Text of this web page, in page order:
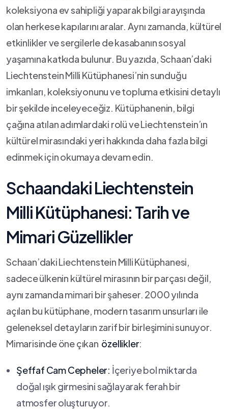
koleksiyona ev sahipliği yaparak bilgi‍ arayışında
olan‌ herkese kapılarını aralar. Aynı zamanda, kültürel
etkinlikler ve sergilerle ‍de kasabanın sosyal
yaşamına katkıda‍ bulunur. Bu yazıda, Schaan’daki
Liechtenstein Milli Kütüphanesi’nin sunduğu
imkanları, koleksiyonunu ve topluma‍ etkisini detaylı
bir şekilde inceleyeceğiz. Kütüphanenin, bilgi
çağına atılan adımlardaki rolü ve Liechtenstein’ın
kültürel mirasındaki yeri hakkında daha fazla bilgi
edinmek⁣ için okumaya devam edin.
Schaandaki Liechtenstein‌
Milli Kütüphanesi: Tarih ve
Mimari Güzellikler
Schaan’daki ⁢Liechtenstein Milli Kütüphanesi,⁤
sadece ⁢ülkenin kültürel mirasının bir parçası değil,
aynı zamanda‌ mimari bir şaheser. 2000 yılında
açılan‍ bu kütüphane, modern tasarım unsurları ile
geleneksel detayların zarif bir birleşimini sunuyor.
Mimarisinde öne çıkan ‌ özellikler:
Şeffaf Cam Cepheler: İçeriye bol miktarda
doğal ışık girmesini sağlayarak ferah bir
atmosfer⁣ oluşturuyor.